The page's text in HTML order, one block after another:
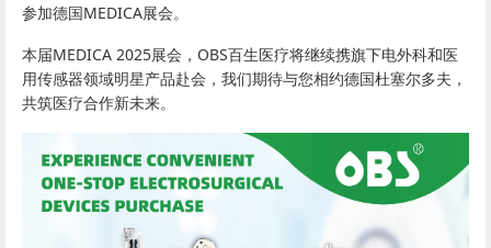
参加德国MEDICA展会。
本届MEDICA 2025展会，OBS百生医疗将继续携旗下电外科和医
用传感器领域明星产品赴会，我们期待与您相约德国杜塞尔多夫，
共筑医疗合作新未来。